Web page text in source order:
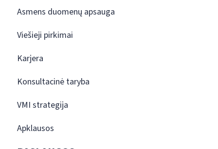
Asmens duomenų apsauga
Viešieji pirkimai
Karjera
Konsultacinė taryba
VMI strategija
Apklausos